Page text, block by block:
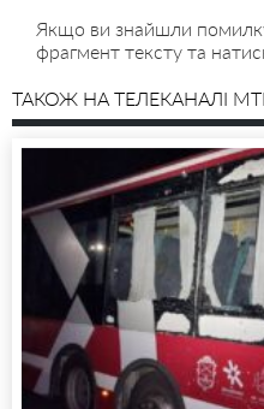
Якщо ви знайшли
фрагмент тексту та
ТАКОЖ НА ТЕЛЕКАНАЛІ